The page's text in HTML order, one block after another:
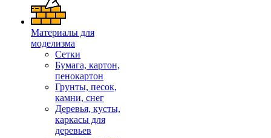
Материалы для
моделизма
Сетки
Бумага, картон,
пенокартон
Грунты, песок,
камни, снег
Деревья, кусты,
каркасы для
деревьев